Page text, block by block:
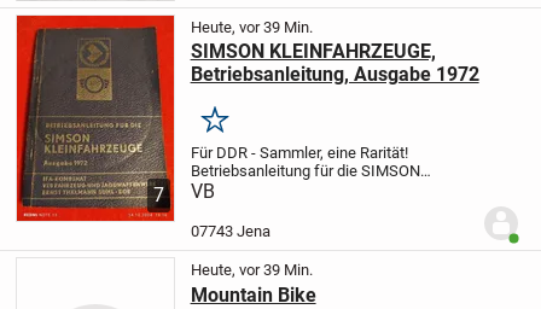
7
Heute, vor 39 Min.
SIMSON KLEINFAHRZEUGE,
Betriebsanleitung, Ausgabe 1972
Merken
Für DDR - Sammler, eine Rarität!
Betriebsanleitung für die SIMSON
KLEINFAHRZEUGE Ausgabe 1972
Kleinfahrzeuge
FACHBUCHVERLAG...
VB
07743 Jena
Heute, vor 39 Min.
Mountain Bike